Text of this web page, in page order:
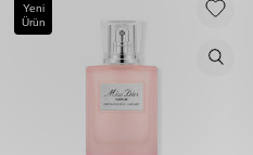
Yeni
Ürün